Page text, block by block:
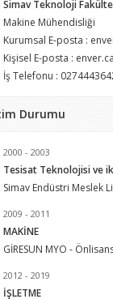
Simav Teknoloji
Makine Mühendisliği
Kurumsal E-posta :
Kişisel E-posta :
İş Telefonu :
Durumu
2000 - 2003
Tesisat Teknolojisi ve
Simav Endüstri Meslek
2009 - 2011
MAKİNE
GİRESUN MYO -
2012 - 2019
İŞLETME